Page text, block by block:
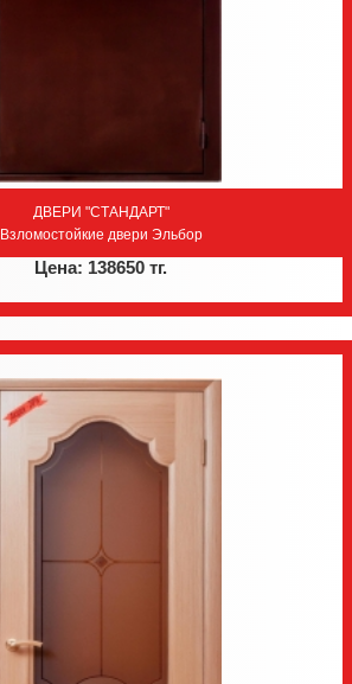
ДВЕРИ "СТАНДАРТ"
Взломостойкие двери Эльбор
Цена: 138650 тг.